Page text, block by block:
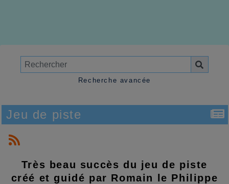
Recherche avancée
Jeu de piste
Très beau succès du jeu de piste
créé et guidé par Romain le Philippe